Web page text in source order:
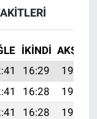
İKINDI AKŞAM
16:29
19:39
16:28
19:38
16:28
19:36